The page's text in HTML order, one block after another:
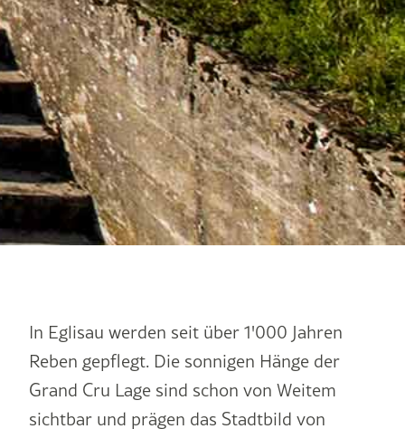
In Eglisau werden seit über 1'000 Jahren
Reben gepflegt. Die sonnigen Hänge der
Grand Cru Lage sind schon von Weitem
sichtbar und prägen das Stadtbild von